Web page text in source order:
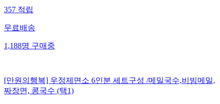
357 적립
무료배송
1,188명 구매중
[만원의행복] 우정제면소 6인분 세트구성 /메밀국수,비빔메밀,
짜장면, 콩국수 (택1)